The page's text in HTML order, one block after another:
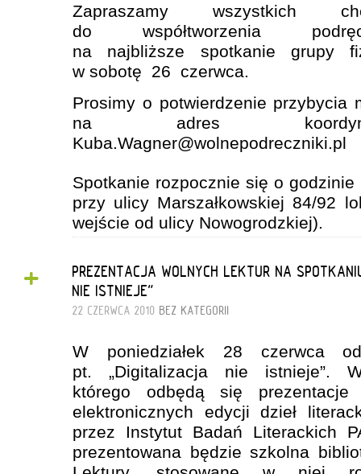
Zapraszamy wszystkich
do współtworzenia
na najbliższe spotkanie grupy
w sobotę 26 czerwca.
Prosimy o potwierdzenie przybycia
na adres
Kuba.Wagner@wolnepodreczniki.pl
Spotkanie rozpocznie się o
przy ulicy Marszałkowskiej 84/92
wejście od ulicy Nowogrodzkiej).
+
PREZENTACJA WOLNYCH LEKTUR NA
NIE ISTNIEJE"
22 CZERWCA 2010 BEZ KATEGORII
W poniedziałek 28 czerwca
pt. „Digitalizacja nie istnieje”.
którego odbędą się
elektronicznych edycji dzieł
przez Instytut Badań Literackich
prezentowana będzie szkolna